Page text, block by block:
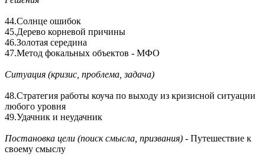
44.Солнце ошибок
45.Дерево корневой причины
46.Золотая середина
47.Метод фокальных объектов - МФО
Ситуация (кризис, проблема, задача)
48.Стратегия работы коуча по выходу из кризисной ситуации
любого уровня
49.Удачник и неудачник
Постановка цели (поиск смысла, призвания) - Путешествие к
своему смыслу